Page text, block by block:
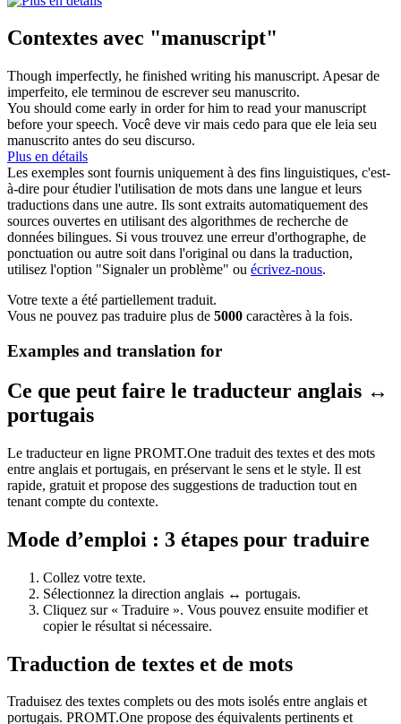
Contextes avec "manuscript"
Though imperfectly, he finished writing his manuscript. Apesar de
imperfeito, ele terminou de escrever seu manuscrito.
You should come early in order for him to read yourmanuscript
before your speech. Você deve vir mais cedo para que ele leia seu
manuscrito antes do seu discurso.
Plus en détails
Les exemples sont fournis uniquement à des fins linguistiques, c'est-
à-dire pour étudier l'utilisation de mots dans une langue et leurs
traductions dans une autre. Ils sont extraits automatiquement des
sources ouvertes en utilisant des algorithmes de recherche de
données bilingues. Si vous trouvez une erreur d'orthographe, de
ponctuation ou autre soit dans l'original ou dans la traduction,
utilisez l'option "Signaler un problème" ou écrivez-nous.
Votre texte a été partiellement traduit.
Vous ne pouvez pas traduire plus de 5000 caractères à la fois.
Examples and translation for
Ce que peut faire le traducteur anglais ↔
portugais
Le traducteur en ligne PROMT.One traduit des textes et des mots
entre anglais et portugais, en préservant le sens et le style. Il est
rapide, gratuit et propose des suggestions de traduction tout en
tenant compte du contexte.
Mode d’emploi : 3 étapes pour traduire
Collez votre texte.
Sélectionnez la direction anglais ↔ portugais.
Cliquez sur « Traduire ». Vous pouvez ensuite modifier et
copier le résultat si nécessaire.
Traduction de textes et de mots
Traduisez des textes complets ou des mots isolés entre anglais et
portugais. PROMT.One propose des équivalents pertinents et